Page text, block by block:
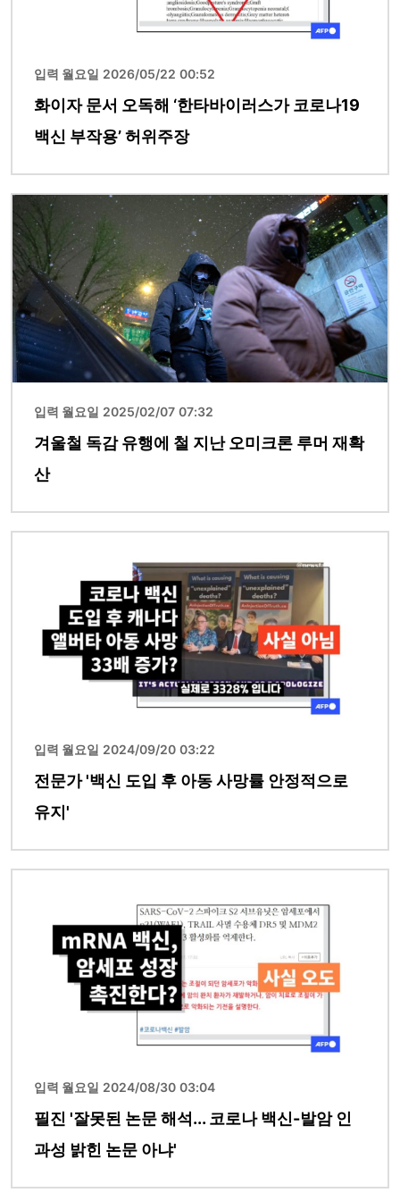
입력 월요일 2026/05/22 00:52
화이자 문서 오독해 ‘한타바이러스가 코로나19
백신 부작용’ 허위주장
이미지
입력 월요일 2025/02/07 07:32
겨울철 독감 유행에 철 지난 오미크론 루머 재확
산
입력 월요일 2024/09/20 03:22
전문가 '백신 도입 후 아동 사망률 안정적으로
유지'
입력 월요일 2024/08/30 03:04
필진 '잘못된 논문 해석... 코로나 백신-발암 인
과성 밝힌 논문 아냐'